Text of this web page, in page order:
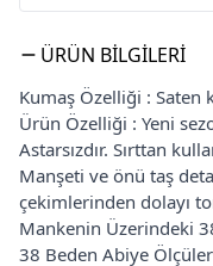
ÜRÜN BILGILERI
Kumaş Özelliği :
Ürün Özelliği : Yeni
Astarsızdır. Sırttan
Manşeti ve önü taş
çekimlerinden dolayı
Mankenin Üzerindeki
38 Beden Abiye